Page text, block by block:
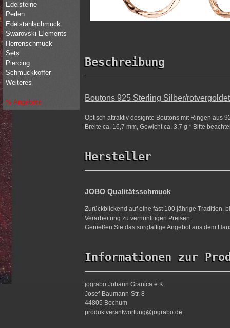
Beschreibung
Boutons 925 Sterling Silber/
Optisch attraktiv designte Boutons mit Ringen aus
Breite ca. 16,7 mm, Gewicht ca. 3,7 g * Bitte
Hersteller
JOBO Qualitätsschmuck
Zurückblickend auf eine fast 100 jährige Tradition,
Verarbeitung zu vernünfitigen Preisen.
Genießen Sie das sorgfältige Angebot aus dem
Informationen zur
jograbo Johann Granica e.K.
Josef-Baumann-Str. 8
44805 Bochum
produktverantwortung@jograbo.de
Edelsteine
Perlen
Edelstahlschmuck
Swarovski Elements
Herrenschmuck
Sets
Piercing
Schmuckkoffer
Weiteres
% Angebote